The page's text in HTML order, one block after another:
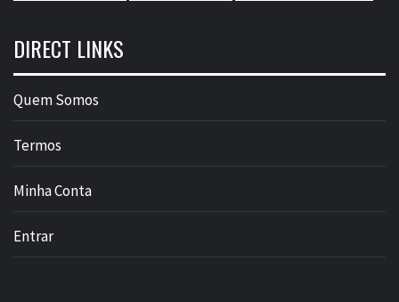
DIRECT LINKS
Quem Somos
Termos
Minha Conta
Entrar